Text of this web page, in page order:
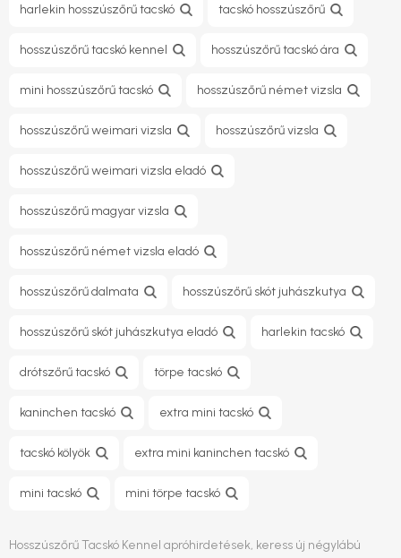
harlekin hosszúszőrű tacskó tacskó hosszúszőrű
hosszúszőrű tacskó kennel hosszúszőrű tacskó ára
mini hosszúszőrű tacskó hosszúszőrű német vizsla
hosszúszőrű weimari vizsla hosszúszőrű vizsla
hosszúszőrű weimari vizsla eladó
hosszúszőrű magyar vizsla
hosszúszőrű német vizsla eladó
hosszúszőrű dalmata hosszúszőrű skót juhászkutya
hosszúszőrű skót juhászkutya eladó harlekin tacskó
drótszőrű tacskó törpe tacskó
kaninchen tacskó extra mini tacskó
tacskó kölyök extra mini kaninchen tacskó
mini tacskó mini törpe tacskó
Hosszúszőrű Tacskó Kennel apróhirdetések, keress új négylábú